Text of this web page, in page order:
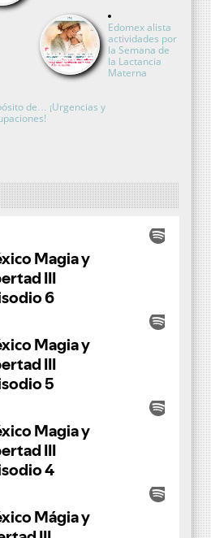
Edomex alista
actividades por
la Semana de
la Lactancia
Materna
de… ¡Urgencias y